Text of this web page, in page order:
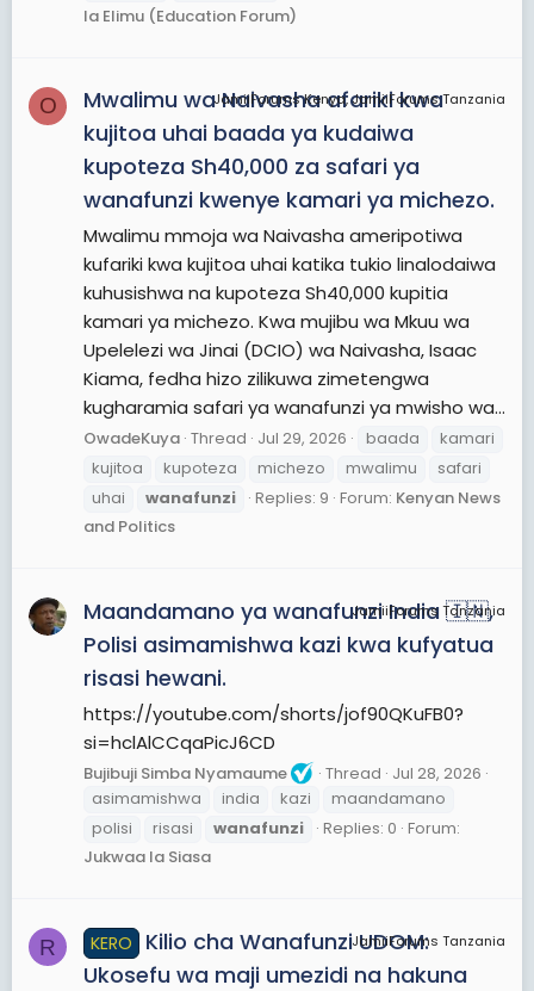
la Elimu (Education Forum)
O JamiiForums Kenya, JamiiForums Tanzania
Mwalimu wa Naivasha afariki kwa
kujitoa uhai baada ya kudaiwa
kupoteza Sh40,000 za safari ya
wanafunzi kwenye kamari ya michezo.
Mwalimu mmoja wa Naivasha ameripotiwa
kufariki kwa kujitoa uhai katika tukio linalodaiwa
kuhusishwa na kupoteza Sh40,000 kupitia
kamari ya michezo. Kwa mujibu wa Mkuu wa
Upelelezi wa Jinai (DCIO) wa Naivasha, Isaac
Kiama, fedha hizo zilikuwa zimetengwa
kugharamia safari ya wanafunzi ya mwisho wa...
OwadeKuya Thread Jul 29, 2026 baada
kamari
kujitoa
kupoteza michezo mwalimu
safari
uhai
wanafunzi Replies: 9 Forum: Kenyan News
and Politics
JamiiForums Tanzania
Maandamano ya wanafunzi India 🇮🇳,
Polisi asimamishwa kazi kwa kufyatua
risasi hewani.
https://youtube.com/shorts/jof90QKuFB0?
si=hclAlCCqaPicJ6CD
Bujibuji Simba Nyamaume Thread Jul 28, 2026
asimamishwa
india kazi
maandamano
polisi
risasi wanafunzi Replies: 0 Forum:
Jukwaa la Siasa
R JamiiForums Tanzania
KERO
Kilio cha Wanafunzi UDOM:
Ukosefu wa maji umezidi na hakuna